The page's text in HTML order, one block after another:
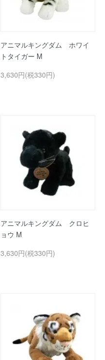
アニマルキングダム ホワイ
トタイガー M
3,630円(税330円)
アニマルキングダム クロヒ
ョウ M
3,630円(税330円)